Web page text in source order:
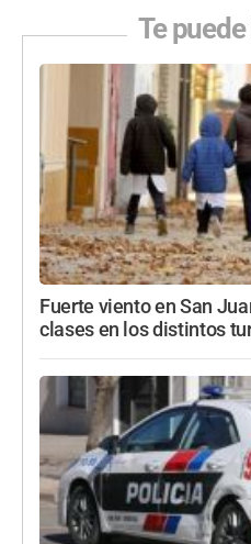
Te puede
Fuerte viento en San
clases en los distintos